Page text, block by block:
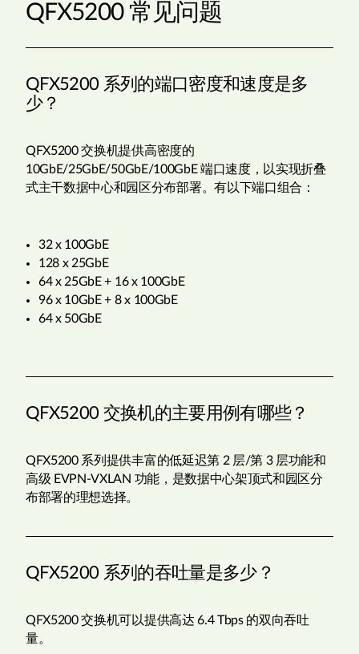
QFX5200 常见问题
QFX5200 系列的端口密度和速度是多
少？
QFX5200 交换机提供高密度的
10GbE/25GbE/50GbE/100GbE 端口速度，以实现折叠
式主干数据中心和园区分布部署。有以下端口组合：
32 x 100GbE
128 x 25GbE
64 x 25GbE + 16 x 100GbE
96 x 10GbE + 8 x 100GbE
64 x 50GbE
QFX5200 交换机的主要用例有哪些？
QFX5200 系列提供丰富的低延迟第 2 层/第 3 层功能和
高级 EVPN-VXLAN 功能，是数据中心架顶式和园区分
布部署的理想选择。
QFX5200 系列的吞吐量是多少？
QFX5200 交换机可以提供高达 6.4 Tbps 的双向吞吐
量。